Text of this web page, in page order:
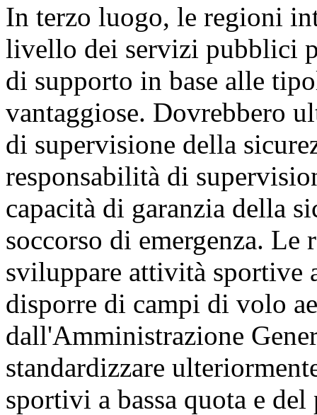
In terzo luogo, le regioni
livello dei servizi pubblici
di supporto in base alle
vantaggiose. Dovrebbero
di supervisione della
responsabilità di
capacità di garanzia della
soccorso di emergenza.
sviluppare attività sportive
disporre di campi di volo
dall'Amministrazione
standardizzare
sportivi a bassa quota e